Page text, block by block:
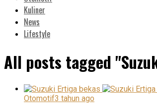
Kuliner
News
Lifestyle
All posts tagged
Otomotif3 tahun ago